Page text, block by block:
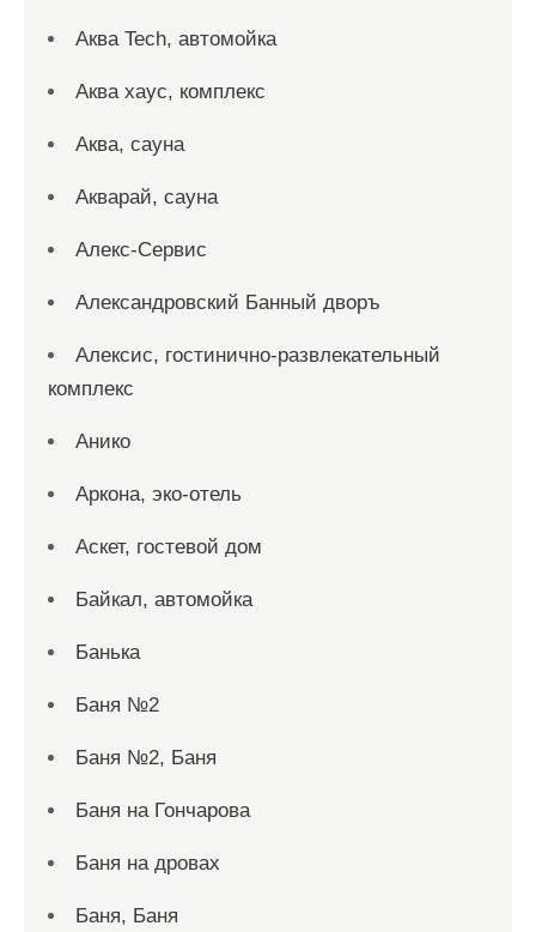
Аква Tech, автомойка
Аква хаус, комплекс
Аква, сауна
Акварай, сауна
Алекс-Сервис
Александровский Банный дворъ
Алексис, гостинично-развлекательный
комплекс
Анико
Аркона, эко-отель
Аскет, гостевой дом
Байкал, автомойка
Банька
Баня №2
Баня №2, Баня
Баня на Гончарова
Баня на дровах
Баня, Баня